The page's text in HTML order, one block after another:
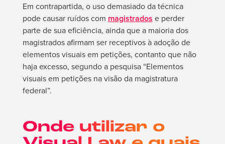
Em contrapartida, o uso demasiado da técnica
pode causar ruídos com magistrados e perder
parte de sua eficiência, ainda que a maioria dos
magistrados afirmam ser receptivos à adoção de
elementos visuais em petições, contanto que não
haja excesso, segundo a pesquisa “Elementos
visuais em petições na visão da magistratura
federal”.
Onde utilizar o